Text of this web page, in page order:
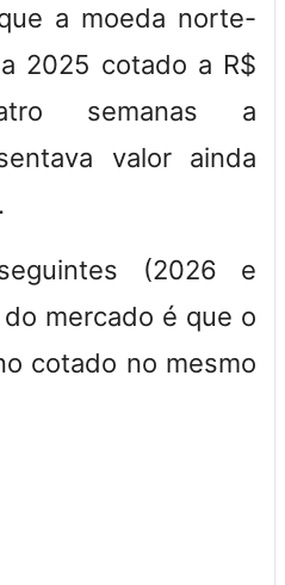
a moeda norte-
2025 cotado a R$
semanas a
valor ainda
(2026 e
mercado é que o
cotado no mesmo